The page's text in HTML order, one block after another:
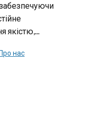
забезпечуючи
якістю,...
нас